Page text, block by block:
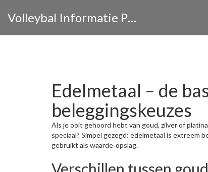
Volleybal Informatie Portaal
Edelmetaal – de
beleggingskeuzes
Als je ooit gehoord hebt van goud, zilver of
speciaal? Simpel gezegd: edelmetaal is
gebruikt als waarde‑opslag.